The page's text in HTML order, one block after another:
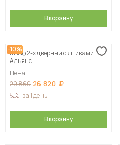
В корзину
-10%
Шкаф 2-х дверный с ящиками
Альянс
Цена
29 860 26 820
за 1 день
В корзину